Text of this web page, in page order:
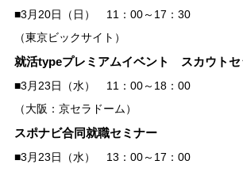
■3月20日（日） 11：00～17：30
（東京ビックサイト）
就活typeプレミアムイベント スカウトセ
■3月23日（水） 11：00～18：00
（大阪：京セラドーム）
スポナビ合同就職セミナー
■3月23日（水） 13：00～17：00